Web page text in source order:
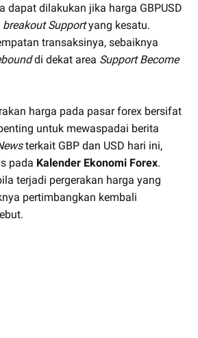
dapat dilakukan jika harga GBPUSD
breakout Supportyang kesatu.
transaksinya, sebaiknya
di dekat area Support Become
harga pada pasar forex bersifat
untuk mewaspadai berita
terkait GBP dan USD hari ini,
pada Kalender Ekonomi Forex.
terjadi pergerakan harga yang
pertimbangkan kembali